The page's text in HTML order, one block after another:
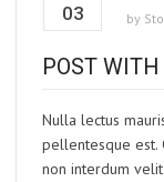
03 by
POST
Nulla lectus
pellentesque est.
non interdum